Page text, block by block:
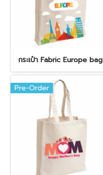
กระเป๋า Fabric Europe bag
Pre-Order